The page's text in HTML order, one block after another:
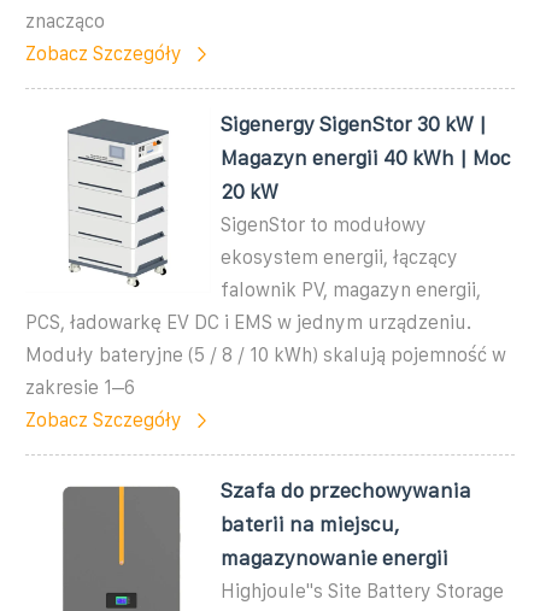
znacząco
Zobacz Szczegóły
Sigenergy SigenStor 30 kW |
Magazyn energii 40 kWh | Moc
20 kW
SigenStor to modułowy
ekosystem energii, łączący
falownik PV, magazyn energii,
PCS, ładowarkę EV DC i EMS w jednym urządzeniu.
Moduły bateryjne (5 / 8 / 10 kWh) skalują pojemność w
zakresie 1–6
Zobacz Szczegóły
Szafa do przechowywania
baterii na miejscu,
magazynowanie energii
Highjoule''s Site Battery Storage